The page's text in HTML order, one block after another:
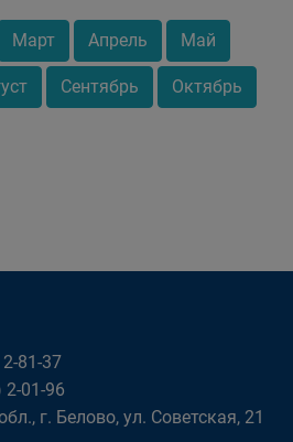
Март Апрель Май
Сентябрь Октябрь
81-37
01-96
г. Белово, ул. Советская, 21